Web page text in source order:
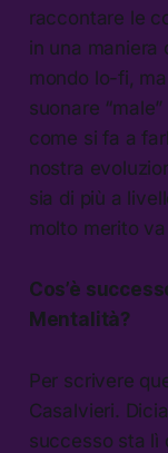
raccontare le
in una maniera
mondo lo-fi,
suonare
come si fa a
nostra
sia di più a
molto merito
Cos’è
Mentalità?
Per scrivere
Casalvieri.
successo sta lì